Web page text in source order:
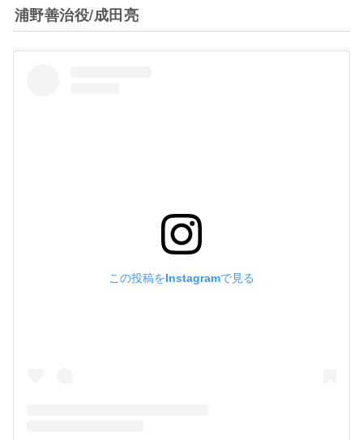
浦野善治役/成田亮
この投稿をInstagramで見る